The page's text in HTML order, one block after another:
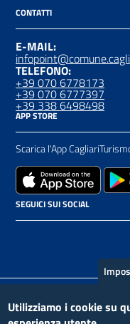
CONTATTI
E-MAIL:
TELEFONO:
+39 070 6778173
+39 070 6777397
+39 338 6498498
APP STORE
Scarica l'App
SEGUICI SUI SOCIAL
Piè
Contatto
Utilizziamo i cookie su